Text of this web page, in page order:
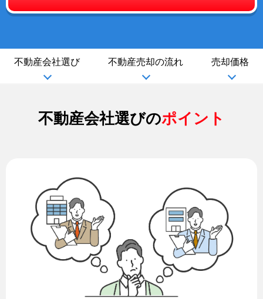
不動産会社選び 不動産売却の流れ 売却価格
不動産会社選びのポイント